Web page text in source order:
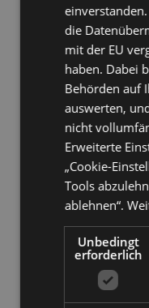
03.2019
11.2018
11.2018
11.2018
11.2018
11.2018
11.2018
11.2018
die
mit der EU
haben. Dabei
Behörden auf
auswerten,
nicht
Erweiterte
„Cookie-
Tools
ablehnen“.
Unbedingt
erforderlich